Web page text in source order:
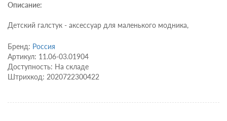
Описание:
Детский галстук - аксессуар для маленького модника,
Бренд: Россия
Артикул: 11.06-03.01904
Доступность: На складе
Штрихкод: 2020722300422